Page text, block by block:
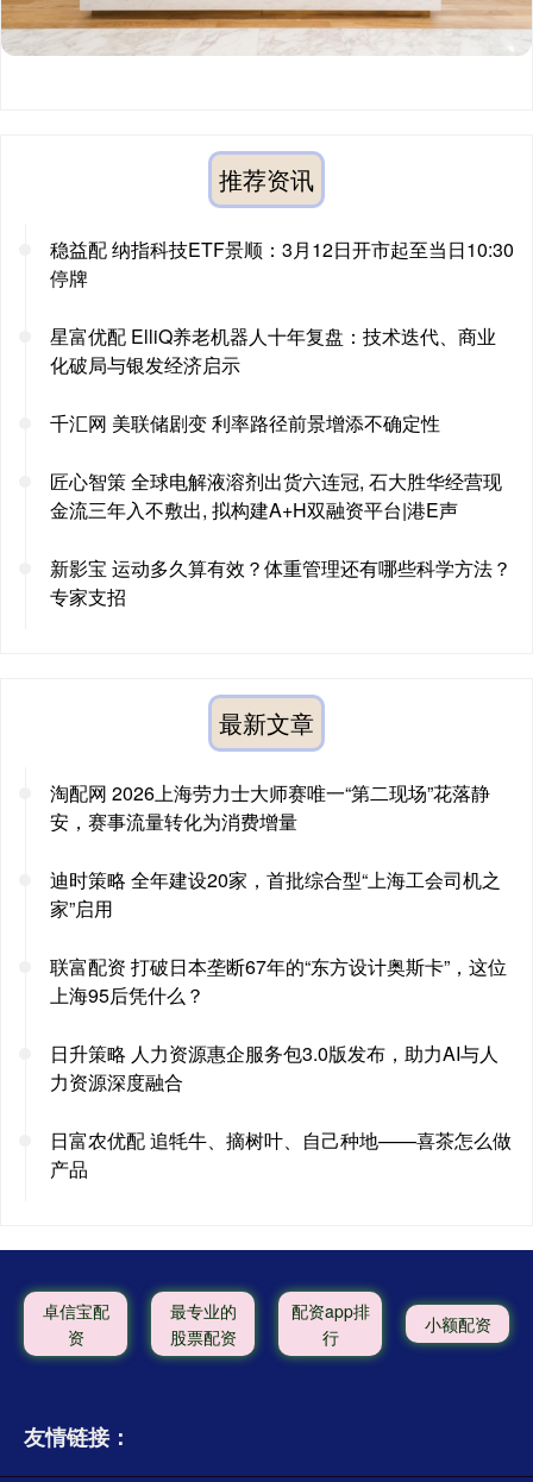
推荐资讯
稳益配 纳指科技ETF景顺：3月12日开市起至当日10:30
停牌
星富优配 ElliQ养老机器人十年复盘：技术迭代、商业
化破局与银发经济启示
千汇网 美联储剧变 利率路径前景增添不确定性
匠心智策 全球电解液溶剂出货六连冠, 石大胜华经营现
金流三年入不敷出, 拟构建A+H双融资平台|港E声
新影宝 运动多久算有效？体重管理还有哪些科学方法？
专家支招
最新文章
淘配网 2026上海劳力士大师赛唯一“第二现场”花落静
安，赛事流量转化为消费增量
迪时策略 全年建设20家，首批综合型“上海工会司机之
家”启用
联富配资 打破日本垄断67年的“东方设计奥斯卡”，这位
上海95后凭什么？
日升策略 人力资源惠企服务包3.0版发布，助力AI与人
力资源深度融合
日富农优配 追牦牛、摘树叶、自己种地——喜茶怎么做
产品
卓信宝配
资
最专业的
股票配资
配资app排
行
小额配资
友情链接：